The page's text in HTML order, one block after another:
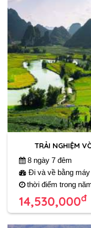
TRẢI NGHIỆM
8 ngày 7 đêm
Đi và về bằng máy
thời điểm trong
14,530,000đ